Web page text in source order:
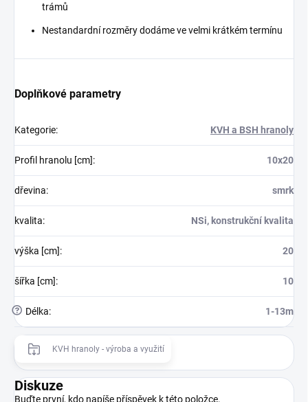
trámů
Nestandardní rozměry dodáme ve velmi krátkém termínu
Doplňkové parametry
Kategorie: KVH a BSH hranoly
Profil hranolu [cm]: 10x20
dřevina: smrk
kvalita: NSi, konstrukční kvalita
výška [cm]: 20
šířka [cm]: 10
? Délka: 1-13m
KVH hranoly - výroba a využití
Diskuze
Buďte první, kdo napíše příspěvek k této položce.